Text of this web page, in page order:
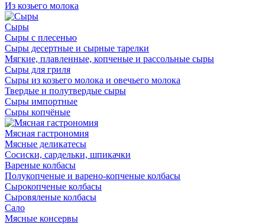
Из козьего молока
Сыры
Сыры с плесенью
Сыры десертные и сырные тарелки
Мягкие, плавленные, копченые и рассольные сыры
Сыры для гриля
Сыры из козьего молока и овечьего молока
Твердые и полутвердые сыры
Сыры импортные
Сыры копчёные
Мясная гастрономия
Мясные деликатесы
Сосиски, сардельки, шпикачки
Вареные колбасы
Полукопченые и варено-копченые колбасы
Сырокопченые колбасы
Сыровяленые колбасы
Сало
Мясные консервы